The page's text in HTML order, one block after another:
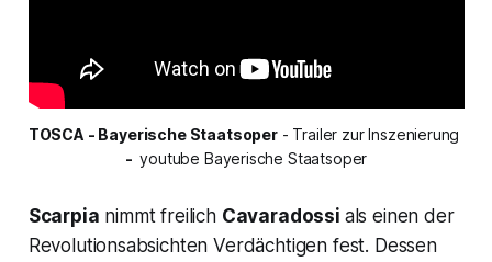
TOSCA - Bayerische Staatsoper
- youtube Bayerische Staatsoper
Scarpia nimmt freilich Cavaradossi als einen der
Revolutionsabsichten Verdächtigen fest. Dessen